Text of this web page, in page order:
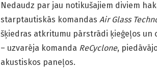
Nedaudz par jau notikušajiem diviem
starptautiskās komandas Air Glass
šķiedras atkritumu pārstrādi ķieģeļos un
– uzvarēja komanda ReCyclone,
akustiskos paneļos.